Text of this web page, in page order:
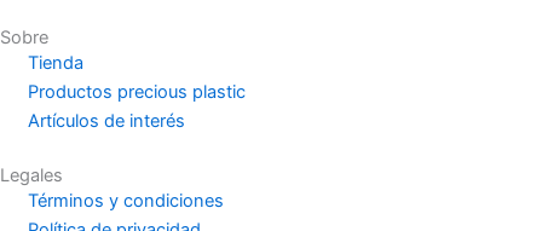
e
b
o
o
k
t
t
r
g
r
m
Sobre
Tienda
Productos precious plastic
Artículos de interés
Legales
Términos y condiciones